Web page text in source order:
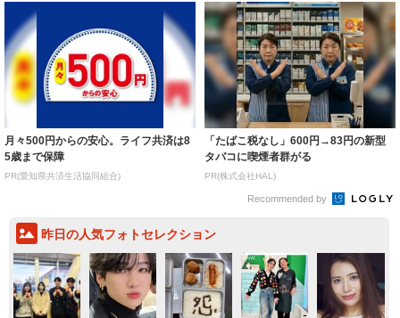
月々500円からの安心。ライフ共済は8
5歳まで保障
PR(愛知県共済生活協同組合)
「たばこ税なし」600円→83円の新型
タバコに喫煙者群がる
PR(株式会社HAL)
Recommended by
昨日の人気フォトセレクション